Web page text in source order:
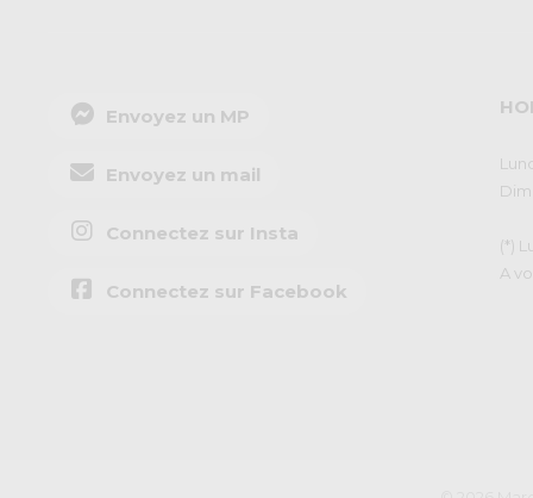
Envoyez un MP
Envoyez un mail
Connectez sur Insta
Connectez sur Facebook
(*)
A